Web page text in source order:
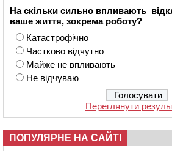
На скільки сильно впливають
ваше життя, зокрема роботу?
Катастрофічно
Частково відчутно
Майже не впливають
Не відчуваю
Переглянути
ПОПУЛЯРНЕ НА САЙТІ